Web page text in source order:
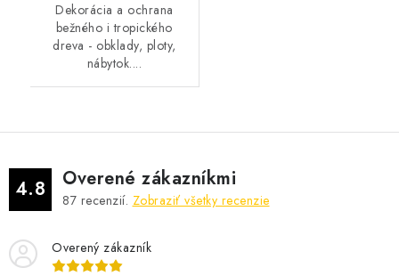
Dekorácia a ochrana
bežného i tropického
dreva - obklady, ploty,
nábytok....
4.8 Overené zákazníkmi
87 recenzií. Zobraziť všetky recenzie
Overený zákazník